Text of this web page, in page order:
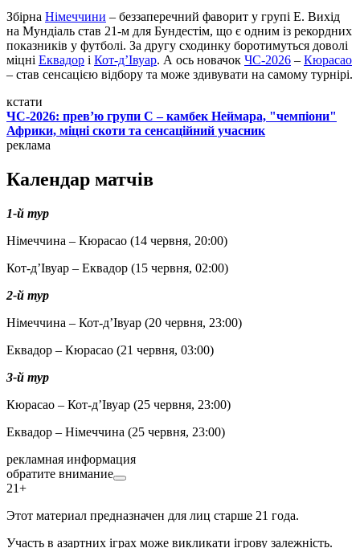
Збірна Німеччини – беззаперечний фаворит у групі Е. Вихід
на Мундіаль став 21-м для Бундестім, що є одним із рекордних
показників у футболі. За другу сходинку боротимуться доволі
міцні Еквадор і Кот-д’Івуар. А ось новачок ЧС-2026 – Кюрасао
– став сенсацією відбору та може здивувати на самому турнірі.
кстати
ЧС-2026: прев’ю групи C – камбек Неймара, "чемпіони"
Африки, міцні скоти та сенсаційний учасник
реклама
Календар матчів
1-й тур
Німеччина – Кюрасао (14 червня, 20:00)
Кот-д’Івуар – Еквадор (15 червня, 02:00)
2-й тур
Німеччина – Кот-д’Івуар (20 червня, 23:00)
Еквадор – Кюрасао (21 червня, 03:00)
3-й тур
Кюрасао – Кот-д’Івуар (25 червня, 23:00)
Еквадор – Німеччина (25 червня, 23:00)
рекламная информация
обратите внимание
21+
Этот материал предназначен для лиц старше 21 года.
Участь в азартних іграх може викликати ігрову залежність.